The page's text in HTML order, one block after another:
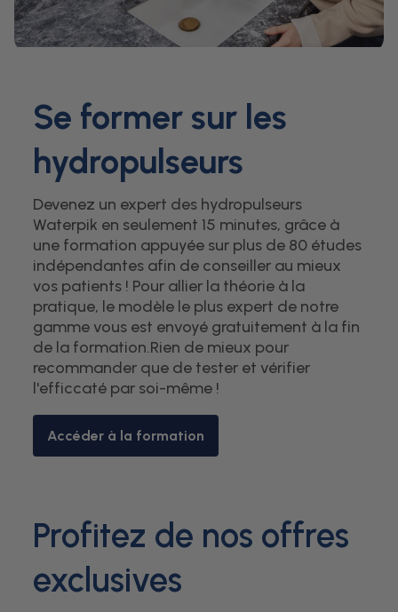
Se former sur les
hydropulseurs
Devenez un expert des hydropulseurs
Waterpik en seulement 15 minutes, grâce à
une formation appuyée sur plus de 80 études
indépendantes afin de conseiller au mieux
vos patients ! Pour allier la théorie à la
pratique, le modèle le plus expert de notre
gamme vous est envoyé gratuitement à la fin
de la formation.Rien de mieux pour
recommander que de tester et vérifier
l'efficcaté par soi-même !
Accéder à la formation
Profitez de nos offres
exclusives